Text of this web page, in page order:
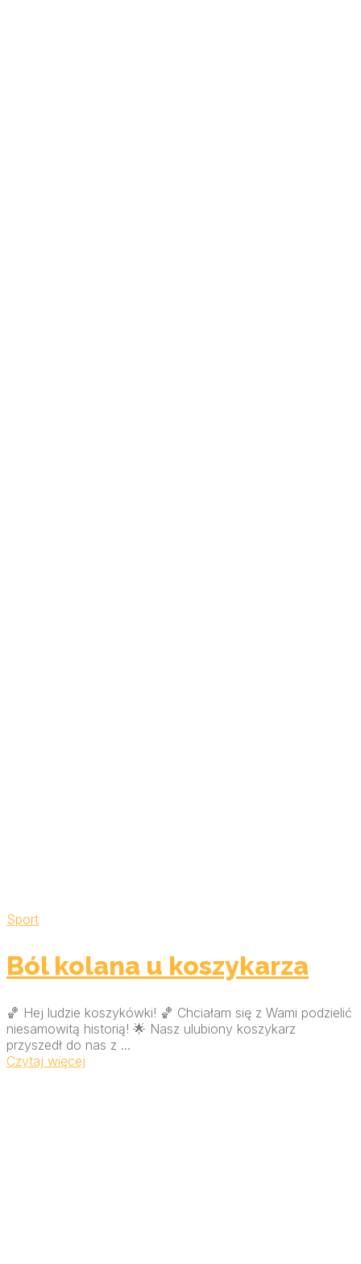
Sport
Ból kolana u koszykarza
🏀 Hej ludzie koszykówki! 🏀 Chciałam się z Wami podzielić
niesamowitą historią! 🌟 Nasz ulubiony koszykarz
przyszedł do nas z ...
Czytaj więcej